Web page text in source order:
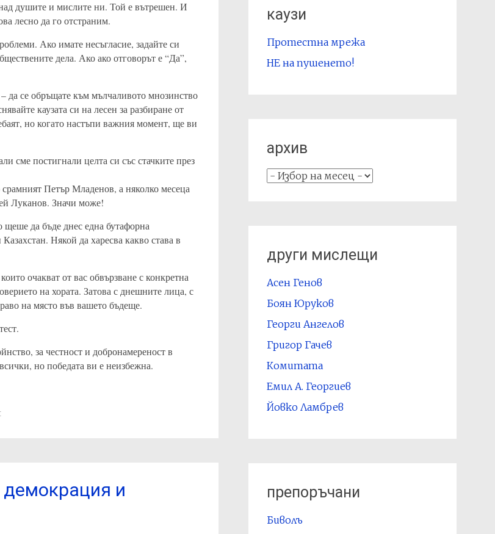
душите и мислите ни. Той е вътрешен. И
лесно да го отстраним.
Ако имате несъгласие, задайте си
дела. Ако ако отговорът е “Да”,
да се обръщате към мълчаливото мнозинство
каузата си на лесен за разбиране от
но когато настъпи важния момент, ще ви
сме постигнали целта си със стачките през
Петър Младенов, а няколко месеца
Луканов. Значи може!
щеше да бъде днес една бутафорна
Някой да харесва какво става в
очакват от вас обвързване с конкретна
на хората. Затова с днешните лица, с
на място във вашето бъдеще.
за честност и добронамереност в
но победата ви е неизбежна.
демокрация и
каузи
Протестна мрежа
НЕ на пушенето!
архив
архив
други мислещи
Асен Генов
Боян Юруков
Георги Ангелов
Григор Гачев
Комитата
Емил А. Георгиев
Йовко Ламбрев
препоръчани
Биволъ